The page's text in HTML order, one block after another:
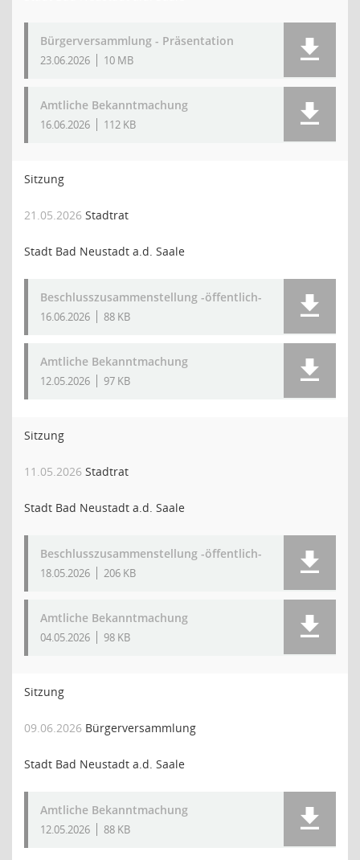
Bürgerversammlung - Präsentation
23.06.2026 10 MB
Amtliche Bekanntmachung
16.06.2026 112 KB
Sitzung
21.05.2026 Stadtrat
Stadt Bad Neustadt a.d. Saale
Beschlusszusammenstellung -öffentlich-
16.06.2026 88 KB
Amtliche Bekanntmachung
12.05.2026 97 KB
Sitzung
11.05.2026 Stadtrat
Stadt Bad Neustadt a.d. Saale
Beschlusszusammenstellung -öffentlich-
18.05.2026 206 KB
Amtliche Bekanntmachung
04.05.2026 98 KB
Sitzung
09.06.2026 Bürgerversammlung
Stadt Bad Neustadt a.d. Saale
Amtliche Bekanntmachung
12.05.2026 88 KB